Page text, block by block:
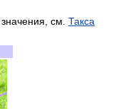
см. Такса